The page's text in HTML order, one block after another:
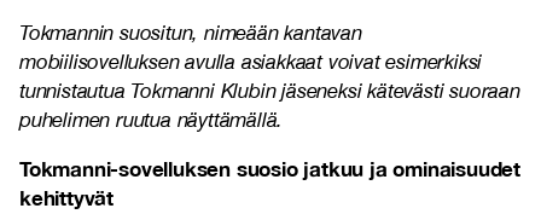
Tokmannin suositun, nimeään kantavan
mobiilisovelluksen avulla asiakkaat voivat esimerkiksi
tunnistautua Tokmanni Klubin jäseneksi kätevästi suoraan
puhelimen ruutua näyttämällä.
Tokmanni-sovelluksen suosio jatkuu ja ominaisuudet
kehittyvät